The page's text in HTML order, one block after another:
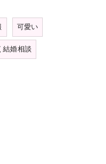
可愛い
結婚相談